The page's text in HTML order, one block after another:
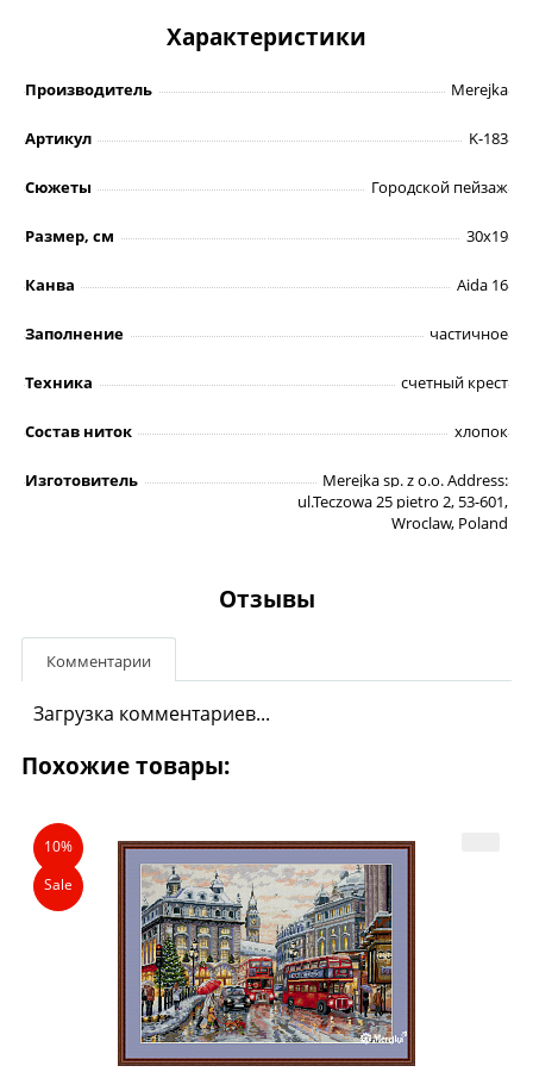
Характеристики
Производитель Merejka
Артикул K-183
Сюжеты Городской пейзаж
Размер, см 30х19
Канва Aida 16
Заполнение частичное
Техника счетный крест
Состав ниток хлопок
Изготовитель
Merejka sp. z o.o. Address:
ul.Teczowa 25 pietro 2, 53-601,
Wroclaw, Poland
Отзывы
Комментарии
Загрузка комментариев...
Похожие товары:
10%
Sale